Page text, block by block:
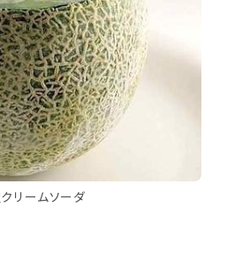
リームソーダ